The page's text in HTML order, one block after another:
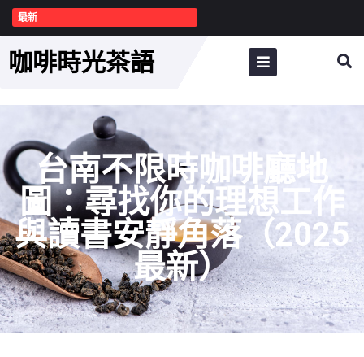
最新
咖啡時光茶語
台南不限時咖啡廳地
圖：尋找你的理想工作
與讀書安靜角落（2025
最新）